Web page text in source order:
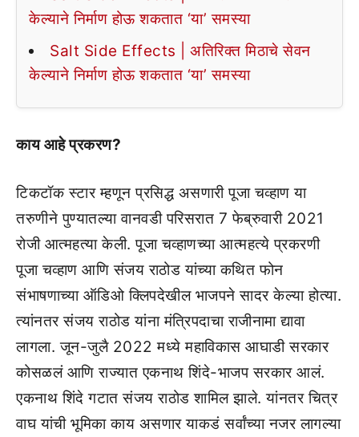
केल्याने निर्माण होऊ शकतात ‘या’ समस्या
Salt Side Effects | अतिरिक्त मिठाचे सेवन
केल्याने निर्माण होऊ शकतात ‘या’ समस्या
काय आहे प्रकरण?
टिकटॉक स्टार म्हणून प्रसिद्ध असणारी पूजा चव्हाण या
तरुणीने पुण्यातल्या वानवडी परिसरात 7 फेब्रुवारी 2021
रोजी आत्महत्या केली. पूजा चव्हाणच्या आत्महत्ये प्रकरणी
पूजा चव्हाण आणि संजय राठोड यांच्या कथित फोन
संभाषणाच्या ऑडिओ क्लिपदेखील भाजपने सादर केल्या होत्या.
त्यांनतर संजय राठोड यांना मंत्रिपदाचा राजीनामा द्यावा
लागला. जून-जुलै 2022 मध्ये महाविकास आघाडी सरकार
कोसळलं आणि राज्यात एकनाथ शिंदे-भाजप सरकार आलं.
एकनाथ शिंदे गटात संजय राठोड शामिल झाले. यांनतर चित्र
वाघ यांची भूमिका काय असणार याकडं सर्वांच्या नजर लागल्या